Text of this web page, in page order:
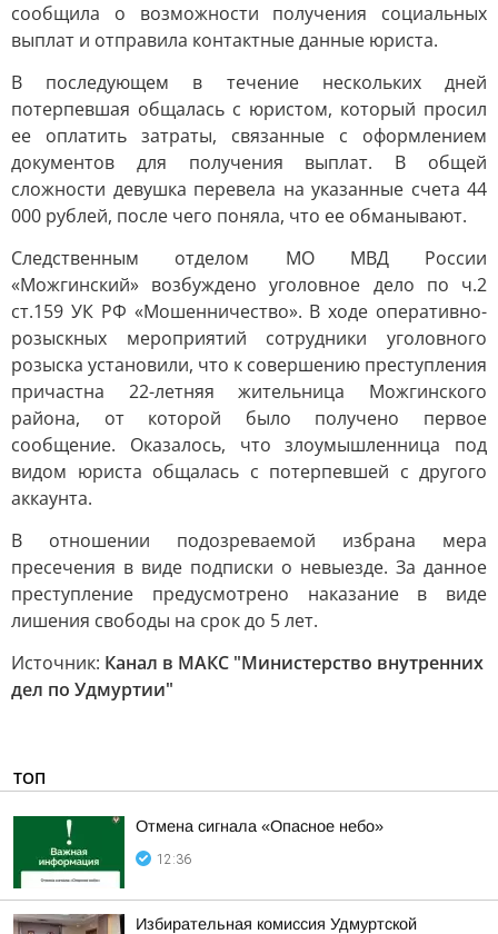
сообщила о возможности получения социальных
выплат и отправила контактные данные юриста.
В последующем в течение нескольких дней
потерпевшая общалась с юристом, который просил
ее оплатить затраты, связанные с оформлением
документов для получения выплат. В общей
сложности девушка перевела на указанные счета 44
000 рублей, после чего поняла, что ее обманывают.
Следственным отделом МО МВД России
«Можгинский» возбуждено уголовное дело по ч.2
ст.159 УК РФ «Мошенничество». В ходе оперативно-
розыскных мероприятий сотрудники уголовного
розыска установили, что к совершению преступления
причастна 22-летняя жительница Можгинского
района, от которой было получено первое
сообщение. Оказалось, что злоумышленница под
видом юриста общалась с потерпевшей с другого
аккаунта.
В отношении подозреваемой избрана мера
пресечения в виде подписки о невыезде. За данное
преступление предусмотрено наказание в виде
лишения свободы на срок до 5 лет.
Источник: Канал в МАКС "Министерство внутренних
дел по Удмуртии"
ТОП
Отмена сигнала «Опасное небо»
12:36
Избирательная комиссия Удмуртской